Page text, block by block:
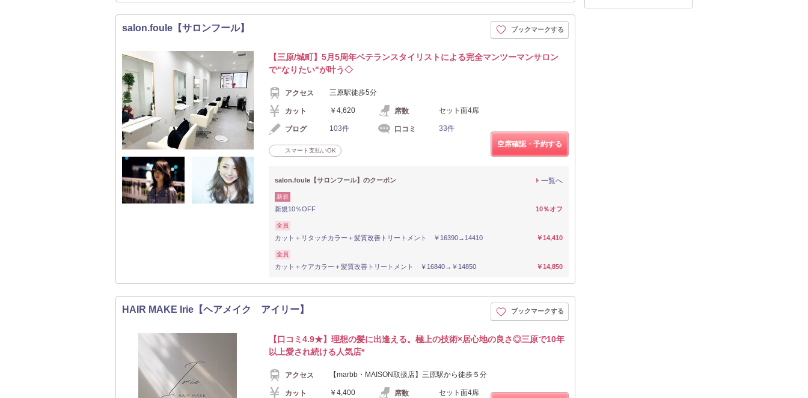
salon.foule【サロンフール】 ブックマークする
【三原/城町】5月5周年ベテランスタイリストによる完全マンツーマンサロン
で"なりたい"が叶う◇
アクセス 三原駅徒歩5分
カット ￥4,620 席数 セット面4席
ブログ 103件 口コミ 33件
スマート支払いOK
空席確認・予約する
salon.foule【サロンフール】のクーポン 一覧へ
新規
新規10％OFF 10％オフ
全員
カット＋リタッチカラー＋髪質改善トリートメント ￥16390→14410 ￥14,410
全員
カット＋ケアカラー＋髪質改善トリートメント ￥16840→￥14850 ￥14,850
HAIR MAKE Irie【ヘアメイク アイリー】 ブックマークする
【口コミ4.9★】理想の髪に出逢える。極上の技術×居心地の良さ◎三原で10年
以上愛され続ける人気店*
アクセス 【marbb・MAISON取扱店】三原駅から徒歩５分
カット ￥4,400 席数 セット面4席